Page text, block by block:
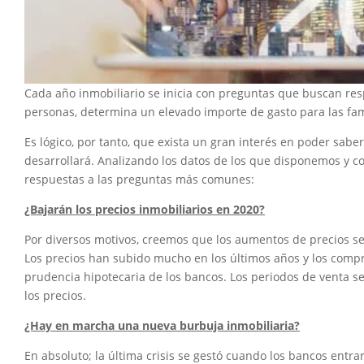
Cada año inmobiliario se inicia con preguntas que buscan
personas, determina un elevado importe de gasto para las
Es lógico, por tanto, que exista un gran interés en poder
desarrollará. Analizando los datos de los que disponemos y
respuestas a las preguntas más comunes:
¿Bajarán los precios inmobiliarios en 2020?
Por diversos motivos, creemos que los aumentos de precios
Los precios han subido mucho en los últimos años y los
prudencia hipotecaria de los bancos. Los periodos de venta
los precios.
¿Hay en marcha una nueva burbuja inmobiliaria?
En absoluto; la última crisis se gestó cuando los bancos